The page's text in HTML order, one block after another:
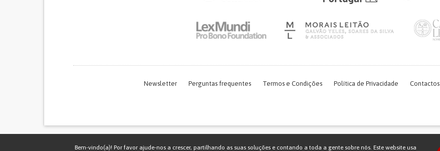
Newsletter Perguntas frequentes Termos e Condições Política de Privacidade Contactos
Bem-vindo(a)! Por favor ajude-nos a crescer, partilhando as suas soluções e contando a toda a gente sobre nós. Este website usa